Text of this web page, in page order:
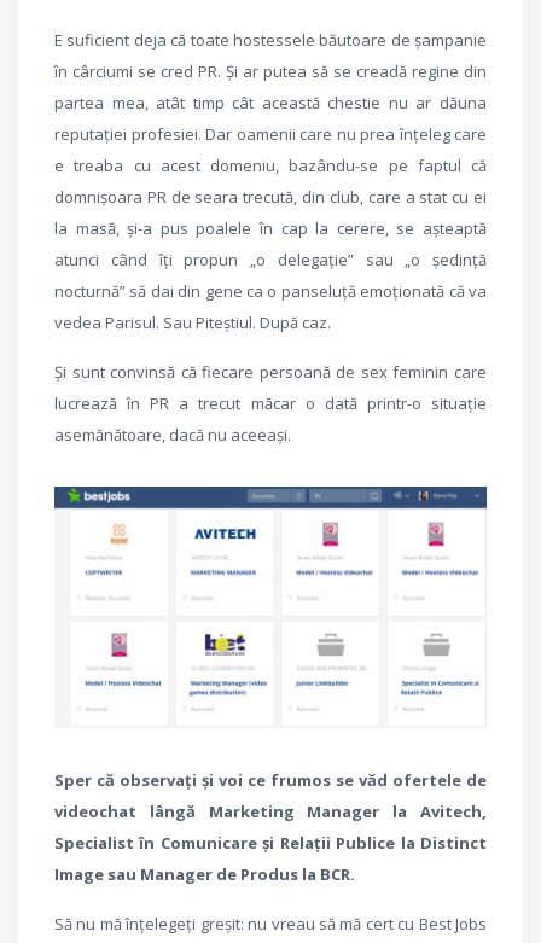
E suficient deja că toate hostessele băutoare de șampanie
în cârciumi se cred PR. Și ar putea să se creadă regine din
partea mea, atât timp cât această chestie nu ar dăuna
reputației profesiei. Dar oamenii care nu prea înțeleg care
e treaba cu acest domeniu, bazându-se pe faptul că
domnișoara PR de seara trecută, din club, care a stat cu ei
la masă, și-a pus poalele în cap la cerere, se așteaptă
atunci când îți propun „o delegație” sau „o ședință
nocturnă” să dai din gene ca o panseluță emoționată că va
vedea Parisul. Sau Piteștiul. După caz.
Și sunt convinsă că fiecare persoană de sex feminin care
lucrează în PR a trecut măcar o dată printr-o situație
asemănătoare, dacă nu aceeași.
Sper că observați și voi ce frumos se văd ofertele de
videochat lângă Marketing Manager la Avitech,
Specialist în Comunicare și Relații Publice la Distinct
Image sau Manager de Produs la BCR.
Să nu mă înțelegeți greșit: nu vreau să mă cert cu Best Jobs